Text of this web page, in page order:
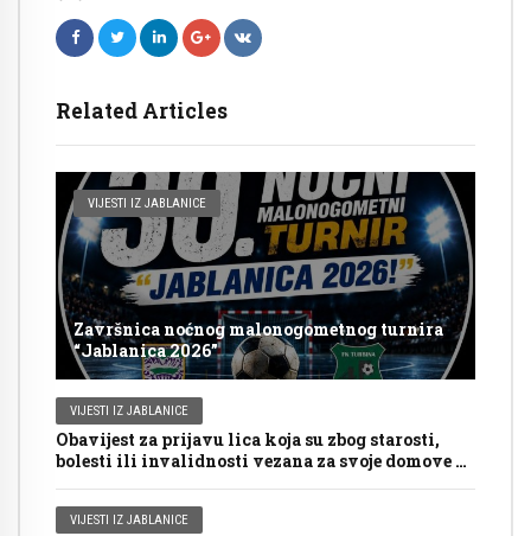
Related Articles
VIJESTI IZ JABLANICE
Završnica noćnog malonogometnog turnira
“Jablanica 2026”
VIJESTI IZ JABLANICE
Obavijest za prijavu lica koja su zbog starosti,
bolesti ili invalidnosti vezana za svoje domove za
izborima 2026. godine
VIJESTI IZ JABLANICE